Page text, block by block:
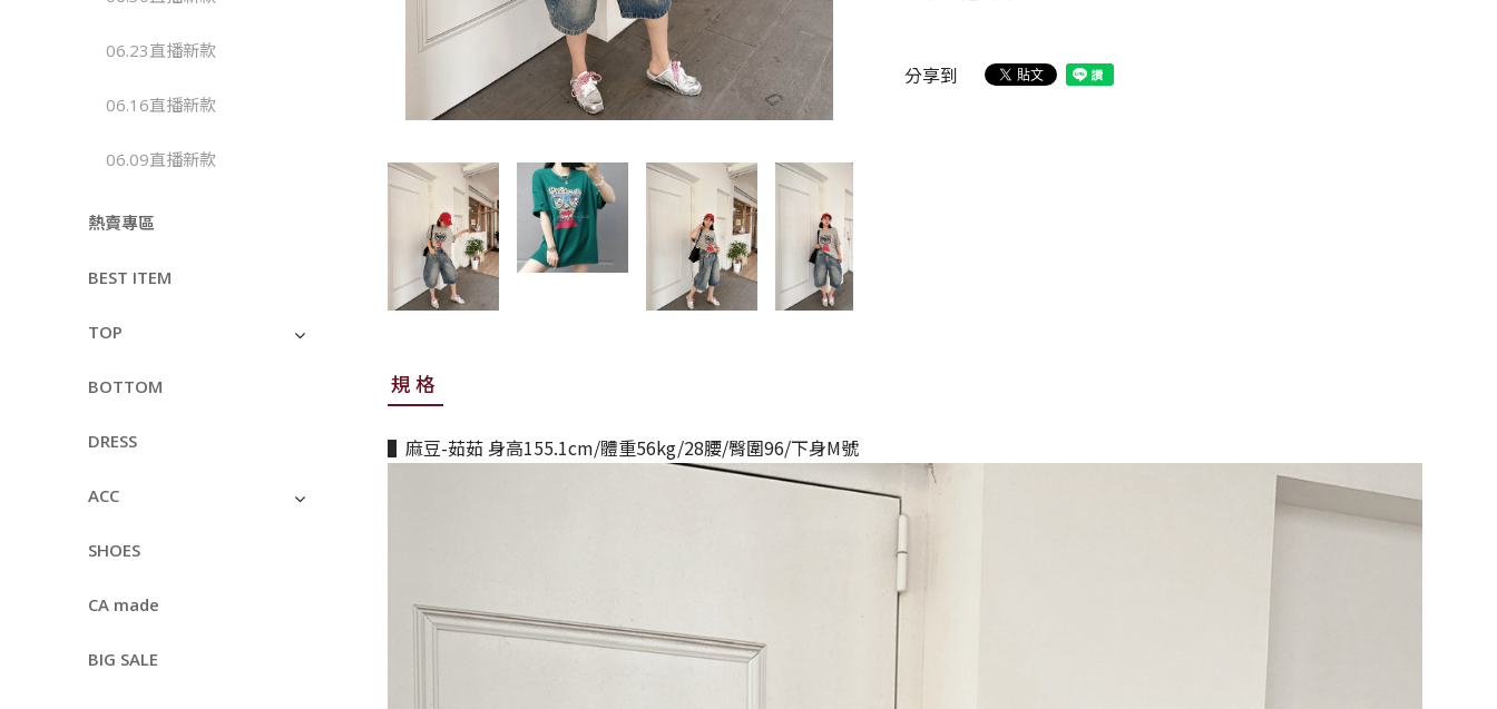
06.23直播新款
06.16直播新款
06.09直播新款
熱賣專區
BEST ITEM
TOP
BOTTOM
DRESS
ACC
SHOES
CA made
BIG SALE
分享到
規格
▌麻豆-茹茹 身高155.1cm/體重56kg/28腰/臀圍96/下身M號